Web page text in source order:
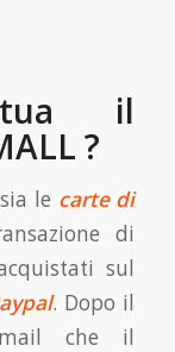
il
?
le carte di
di
sul
. Dopo il
che il